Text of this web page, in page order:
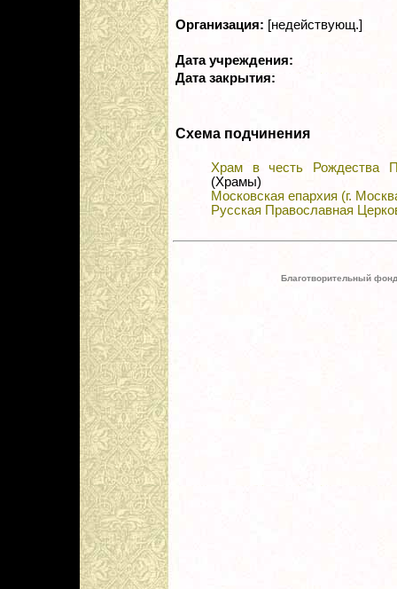
Организация: [недействующ.]
Дата учреждения:
Дата закрытия:
Схема подчинения
Храм в честь Рождества
(Храмы)
Московская епархия (г.
Русская Православная
Благотворительный